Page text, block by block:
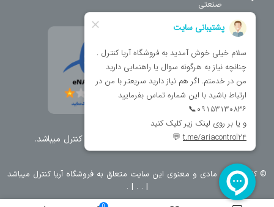
صنعتی
تمامی حقوق مطالب و سایت نزد شرکت اریا کنترل میباشد.
© کليه حقوق مادی و معنوی اين سايت متعلق به فروشگاه آریا کنترل ميباشد
|
. .
| .